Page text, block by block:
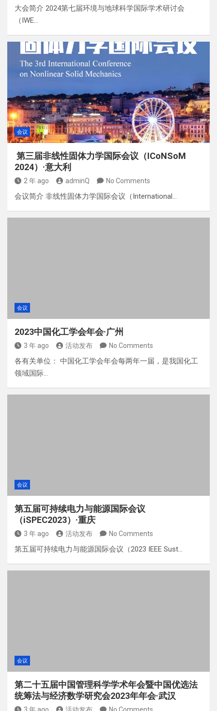
大会简介 2024第七届环境与地球科学国际学术研讨会
（IWE…
会议
第三届非线性固体力学国际会议（ICoNSoM
2024）·意大利
2 年 ago adminQ No Comments
会议简介 非线性固体力学国际会议（International…
会议
2023中国化工学会年会·广州
3 年 ago 活动发布 No Comments
各有关单位： 中国化工学会年会每两年一届，是我国化工
领域国际…
会议
第五届可持续电力与能源国际会议
（iSPEC2023）·重庆
3 年 ago 活动发布 No Comments
第五届可持续电力与能源国际会议（2023 IEEE Sust…
会议
第二十五届中国管理科学学术年会暨中国优选法
统筹法与经济数学研究会2023年年会·武汉